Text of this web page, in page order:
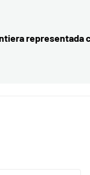
representada